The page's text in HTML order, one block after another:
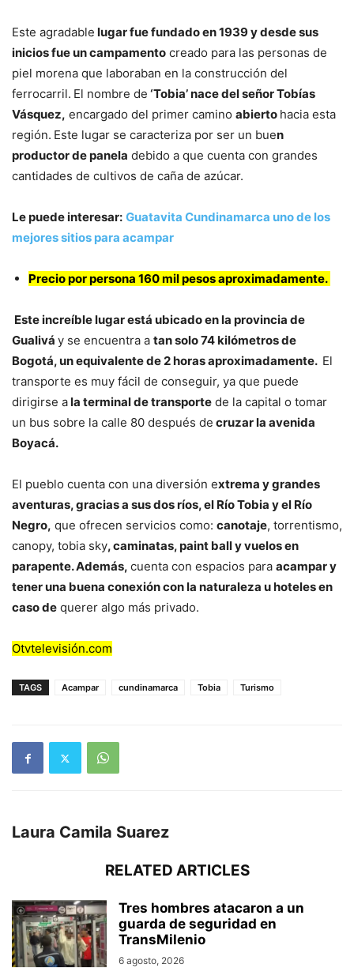
Este agradable lugar fue fundado en 1939 y desde sus
inicios fue un campamento creado para las personas de
piel morena que laboraban en la construcción del
ferrocarril. El nombre de ‘Tobia’ nace del señor Tobías
Vásquez, encargado del primer camino abierto hacia esta
región. Este lugar se caracteriza por ser un buen
productor de panela debido a que cuenta con grandes
cantidades de cultivos de caña de azúcar.
Le puede interesar: Guatavita Cundinamarca uno de los
mejores sitios para acampar
Precio por persona 160 mil pesos aproximadamente.
Este increíble lugar está ubicado en la provincia de
Gualivá y se encuentra a tan solo 74 kilómetros de
Bogotá, un equivalente de 2 horas aproximadamente. El
transporte es muy fácil de conseguir, ya que puede
dirigirse ala terminal de transporte de la capital o tomar
un bus sobre la calle 80 después de cruzar la avenida
Boyacá.
El pueblo cuenta con una diversión extrema y grandes
aventuras, gracias a sus dos ríos, el Río Tobia y el Río
Negro, que ofrecen servicios como: canotaje, torrentismo,
canopy, tobia sky, caminatas, paint ball y vuelos en
parapente. Además, cuenta con espacios para acampar y
tener una buena conexión con la naturaleza u hoteles en
caso de querer algo más privado.
Otvtelevisión.com
TAGS Acampar cundinamarca Tobia Turismo
Laura Camila Suarez
RELATED ARTICLES
Tres hombres atacaron a un
guarda de seguridad en
TransMilenio
6 agosto, 2026